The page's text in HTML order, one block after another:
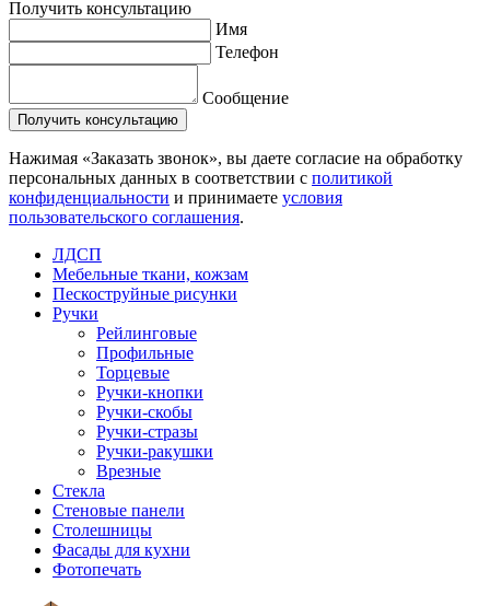
Получить консультацию
Имя
Телефон
Сообщение
Нажимая «Заказать звонок», вы даете согласие на обработку
персональных данных в соответствии с политикой
конфиденциальности и принимаете условия
пользовательского соглашения.
ЛДСП
Мебельные ткани, кожзам
Пескоструйные рисунки
Ручки
Рейлинговые
Профильные
Торцевые
Ручки-кнопки
Ручки-скобы
Ручки-стразы
Ручки-ракушки
Врезные
Стекла
Стеновые панели
Столешницы
Фасады для кухни
Фотопечать